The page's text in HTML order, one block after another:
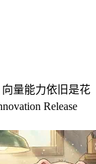
向量能力依旧是花
Release